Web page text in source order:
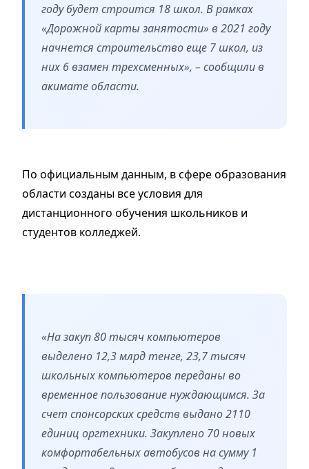
году будет строится 18 школ. В рамках
«Дорожной карты занятости» в 2021 году
начнется строительство еще 7 школ, из
них 6 взамен трехсменных», – сообщили в
акимате области.
По официальным данным, в сфере образования
области созданы все условия для
дистанционного обучения школьников и
студентов колледжей.
«На закуп 80 тысяч компьютеров
выделено 12,3 млрд тенге, 23,7 тысяч
школьных компьютеров переданы во
временное пользование нуждающимся. За
счет спонсорских средств выдано 2110
единиц оргтехники. Закуплено 70 новых
комфортабельных автобусов на сумму 1